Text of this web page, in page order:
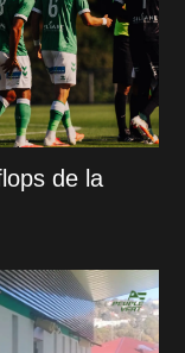
de la